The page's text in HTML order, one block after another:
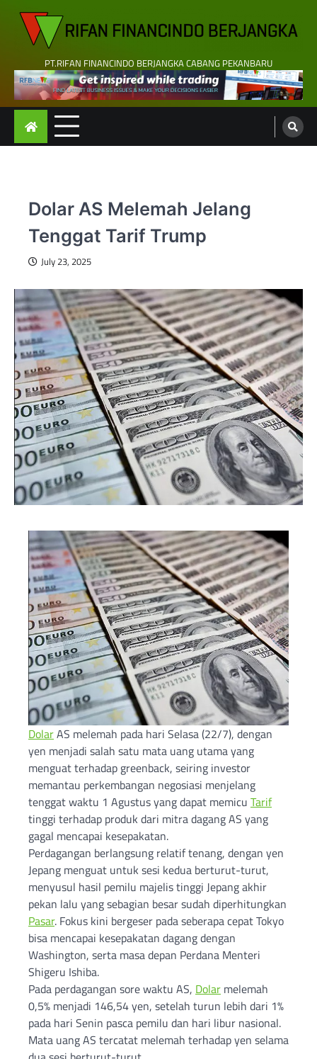
content
PT.RIFAN FINANCINDO BERJANGKA CABANG PEKANBARU
Dolar AS Melemah Jelang
Tenggat Tarif Trump
July 23, 2025
DolarAS melemah pada hari Selasa (22/7), dengan
yen menjadi salah satu mata uang utama yang
menguat terhadap greenback, seiring investor
memantau perkembangan negosiasi menjelang
tenggat waktu 1 Agustus yang dapat memicu Tarif
tinggi terhadap produk dari mitra dagang AS yang
gagal mencapai kesepakatan.
Perdagangan berlangsung relatif tenang, dengan yen
Jepang menguat untuk sesi kedua berturut-turut,
menyusul hasil pemilu majelis tinggi Jepang akhir
pekan lalu yang sebagian besar sudah diperhitungkan
Pasar. Fokus kini bergeser pada seberapa cepat Tokyo
bisa mencapai kesepakatan dagang dengan
Washington, serta masa depan Perdana Menteri
Shigeru Ishiba.
Pada perdagangan sore waktu AS, Dolar melemah
0,5% menjadi 146,54 yen, setelah turun lebih dari 1%
pada hari Senin pasca pemilu dan hari libur nasional.
Mata uang AS tercatat melemah terhadap yen selama